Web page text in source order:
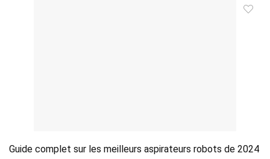
Guide complet sur les meilleurs aspirateurs robots de 2024